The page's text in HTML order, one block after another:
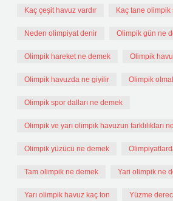
Kaç çeşit havuz vardır Kaç tane olimpik
Neden olimpiyat denir Olimpik gün ne
Olimpik hareket ne demek Olimpik
Olimpik havuzda ne giyilir Olimpik
Olimpik spor dalları ne demek
Olimpik ve yarı olimpik havuzun farklılıkları
Olimpik yüzücü ne demek
Tam olimpik ne demek Yari olimpik ne
Yarı olimpik havuz kaç ton Yüzme